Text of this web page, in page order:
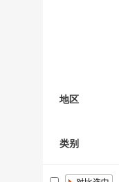
地区
类别